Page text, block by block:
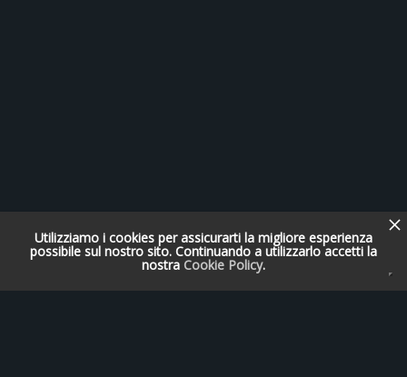
Utilizziamo i cookies per assicurarti la migliore esperienza
possibile sul nostro sito. Continuando a utilizzarlo accetti la
nostra Cookie Policy.